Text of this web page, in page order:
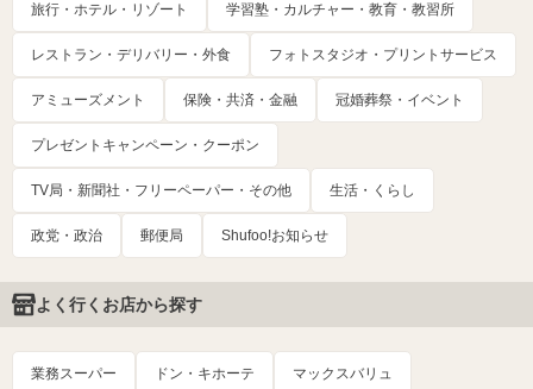
旅行・ホテル・リゾート 学習塾・カルチャー・教育・教習所
レストラン・デリバリー・外食 フォトスタジオ・プリントサービス
アミューズメント 保険・共済・金融 冠婚葬祭・イベント
プレゼントキャンペーン・クーポン
TV局・新聞社・フリーペーパー・その他 生活・くらし
政党・政治 郵便局 Shufoo!お知らせ
よく行くお店から探す
業務スーパー ドン・キホーテ マックスバリュ